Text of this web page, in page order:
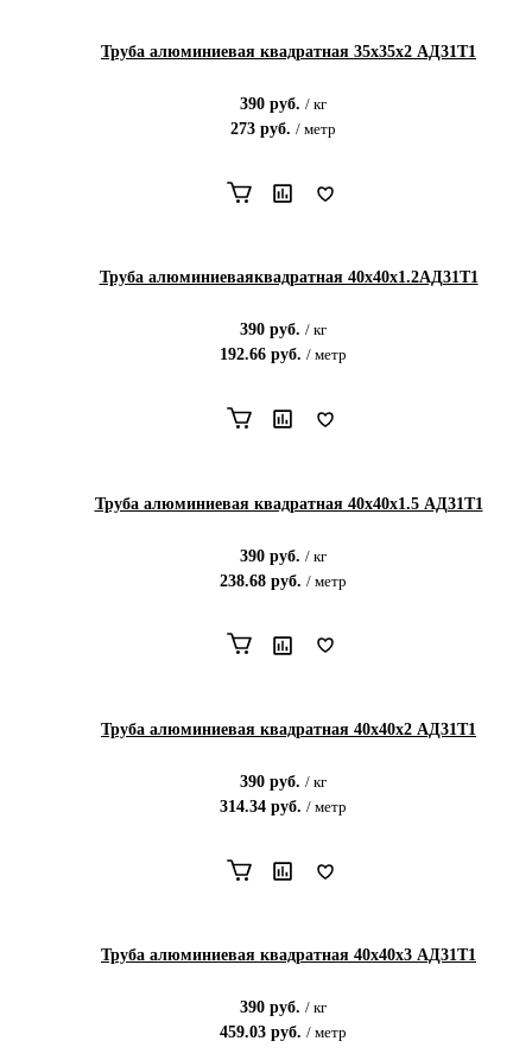
Труба алюминиевая квадратная 35х35х2 АД31Т1
390руб. / кг
273руб. / метр
Труба алюминиеваяквадратная 40х40х1.2АД31Т1
390руб. / кг
192.66руб. / метр
Труба алюминиевая квадратная 40х40х1.5 АД31Т1
390руб. / кг
238.68руб. / метр
Труба алюминиевая квадратная 40х40х2 АД31Т1
390руб. / кг
314.34руб. / метр
Труба алюминиевая квадратная 40х40х3 АД31Т1
390руб. / кг
459.03руб. / метр